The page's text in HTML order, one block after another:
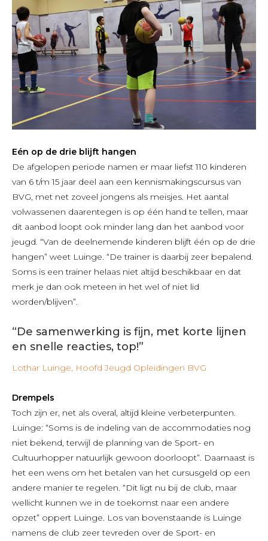
Eén op de drie blijft hangen
De afgelopen periode namen er maar liefst 110 kinderen
van 6 t/m 15 jaar deel aan een kennismakingscursus van
BVG, met net zoveel jongens als meisjes. Het aantal
volwassenen daarentegen is op één hand te tellen, maar
dit aanbod loopt ook minder lang dan het aanbod voor
jeugd. “Van de deelnemende kinderen blijft één op de drie
hangen” weet Luinge. “De trainer is daarbij zeer bepalend.
Soms is een trainer helaas niet altijd beschikbaar en dat
merk je dan ook meteen in het wel of niet lid
worden/blijven”.
“De samenwerking is fijn, met korte lijnen
en snelle reacties, top!”
Lothar Luinge, Hoofd Jeugd Opleidingen BVG
Drempels
Toch zijn er, net als overal, altijd kleine verbeterpunten.
Luinge: “Soms is de indeling van de accommodaties nog
niet bekend, terwijl de planning van de Sport- en
Cultuurhopper natuurlijk gewoon doorloopt”. Daarnaast is
het een wens om het betalen van het cursusgeld op een
andere manier te regelen. “Dit ligt nu bij de club, maar
wellicht kunnen we in de toekomst naar een andere
opzet” oppert Luinge. Los van bovenstaande is Luinge
namens de club zeer tevreden over de Sport- en